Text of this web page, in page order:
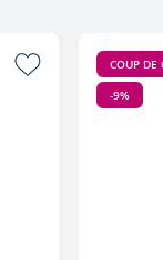
COUP DE
-9%